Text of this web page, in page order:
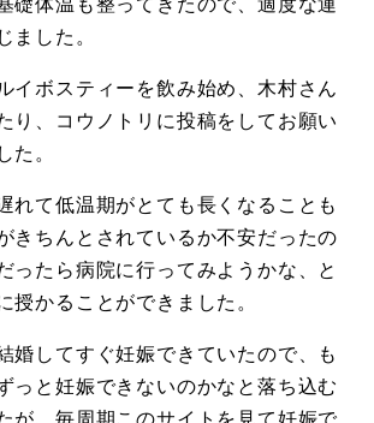
ました。
イボスティーを飲み始め、木村さん
り、コウノトリに投稿をしてお願い
た。
れて低温期がとても長くなることも
きちんとされているか不安だったの
ったら病院に行ってみようかな、と
授かることができました。
婚してすぐ妊娠できていたので、も
っと妊娠できないのかなと落ち込む